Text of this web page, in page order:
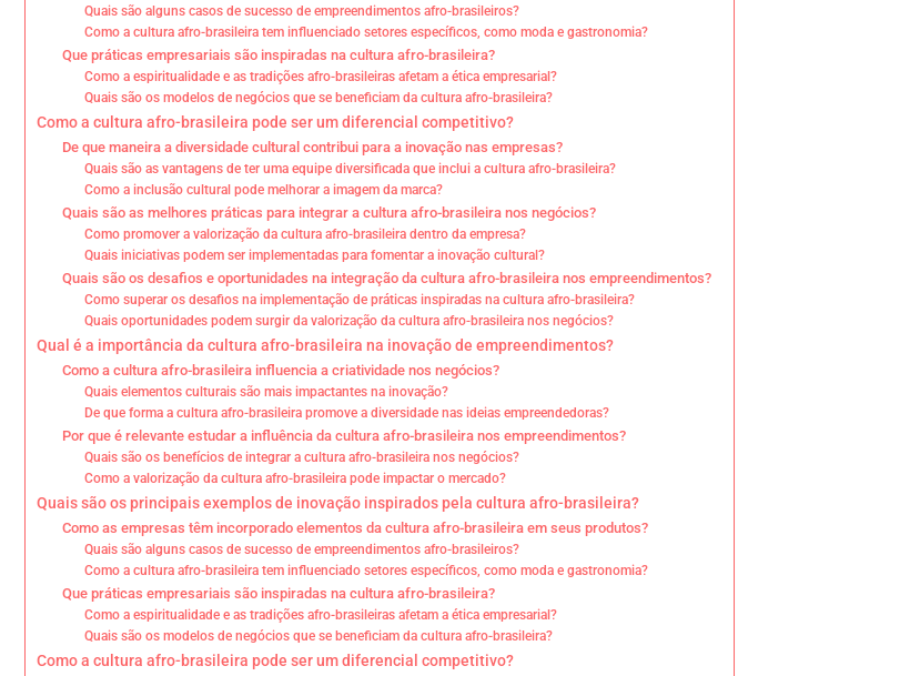
Quais são alguns casos de sucesso de empreendimentos afro-brasileiros?
Como a cultura afro-brasileira tem influenciado setores específicos, como moda e gastronomia?
Que práticas empresariais são inspiradas na cultura afro-brasileira?
Como a espiritualidade e as tradições afro-brasileiras afetam a ética empresarial?
Quais são os modelos de negócios que se beneficiam da cultura afro-brasileira?
Como a cultura afro-brasileira pode ser um diferencial competitivo?
De que maneira a diversidade cultural contribui para a inovação nas empresas?
Quais são as vantagens de ter uma equipe diversificada que inclui a cultura afro-brasileira?
Como a inclusão cultural pode melhorar a imagem da marca?
Quais são as melhores práticas para integrar a cultura afro-brasileira nos negócios?
Como promover a valorização da cultura afro-brasileira dentro da empresa?
Quais iniciativas podem ser implementadas para fomentar a inovação cultural?
Quais são os desafios e oportunidades na integração da cultura afro-brasileira nos empreendimentos?
Como superar os desafios na implementação de práticas inspiradas na cultura afro-brasileira?
Quais oportunidades podem surgir da valorização da cultura afro-brasileira nos negócios?
Qual é a importância da cultura afro-brasileira na inovação de empreendimentos?
Como a cultura afro-brasileira influencia a criatividade nos negócios?
Quais elementos culturais são mais impactantes na inovação?
De que forma a cultura afro-brasileira promove a diversidade nas ideias empreendedoras?
Por que é relevante estudar a influência da cultura afro-brasileira nos empreendimentos?
Quais são os benefícios de integrar a cultura afro-brasileira nos negócios?
Como a valorização da cultura afro-brasileira pode impactar o mercado?
Quais são os principais exemplos de inovação inspirados pela cultura afro-brasileira?
Como as empresas têm incorporado elementos da cultura afro-brasileira em seus produtos?
Quais são alguns casos de sucesso de empreendimentos afro-brasileiros?
Como a cultura afro-brasileira tem influenciado setores específicos, como moda e gastronomia?
Que práticas empresariais são inspiradas na cultura afro-brasileira?
Como a espiritualidade e as tradições afro-brasileiras afetam a ética empresarial?
Quais são os modelos de negócios que se beneficiam da cultura afro-brasileira?
Como a cultura afro-brasileira pode ser um diferencial competitivo?